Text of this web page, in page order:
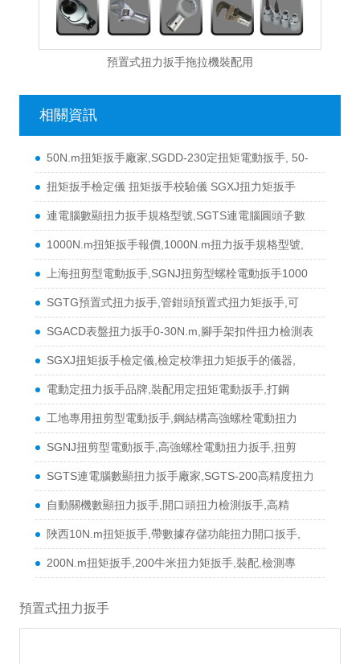
預置式扭力扳手拖拉機裝配用
相關資訊
50N.m扭矩扳手廠家,SGDD-230定扭矩電動扳手, 50-
扭矩扳手檢定儀 扭矩扳手校驗儀 SGXJ扭力矩扳手
連電腦數顯扭力扳手規格型號,SGTS連電腦圓頭子數
1000N.m扭矩扳手報價,1000N.m扭力扳手規格型號,
上海扭剪型電動扳手,SGNJ扭剪型螺栓電動扳手1000
SGTG預置式扭力扳手,管鉗頭預置式扭力矩扳手,可
SGACD表盤扭力扳手0-30N.m,腳手架扣件扭力檢測表
SGXJ扭矩扳手檢定儀,檢定校準扭力矩扳手的儀器,
電動定扭力扳手品牌,裝配用定扭矩電動扳手,打鋼
工地專用扭剪型電動扳手,鋼結構高強螺栓電動扭力
SGNJ扭剪型電動扳手,高強螺栓電動扭力扳手,扭剪
SGTS連電腦數顯扭力扳手廠家,SGTS-200高精度扭力
自動關機數顯扭力扳手,開口頭扭力檢測扳手,高精
陜西10N.m扭矩扳手,帶數據存儲功能扭力開口扳手,
200N.m扭矩扳手,200牛米扭力矩扳手,裝配,檢測專
預置式扭力扳手